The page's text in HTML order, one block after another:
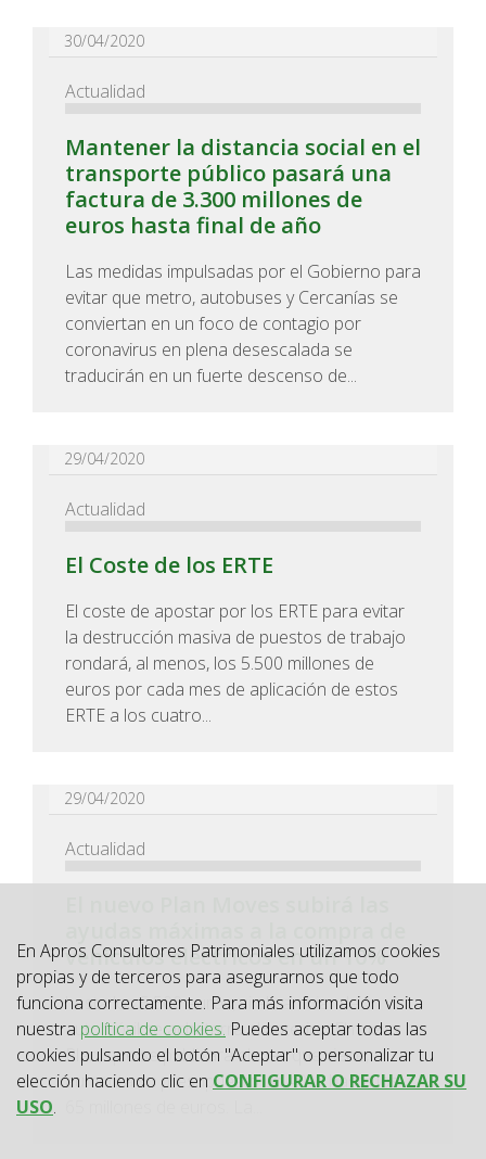
30/04/2020
Actualidad
Mantener la distancia social en el
transporte público pasará una
factura de 3.300 millones de
euros hasta final de año
Las medidas impulsadas por el Gobierno para
evitar que metro, autobuses y Cercanías se
conviertan en un foco de contagio por
coronavirus en plena desescalada se
traducirán en un fuerte descenso de...
29/04/2020
Actualidad
El Coste de los ERTE
El coste de apostar por los ERTE para evitar
la destrucción masiva de puestos de trabajo
rondará, al menos, los 5.500 millones de
euros por cada mes de aplicación de estos
ERTE a los cuatro...
29/04/2020
Actualidad
vehículos eléctricos en un 10%
hasta los 5.500 euros, si al cambiar de
automóvil se achatarra el anterior. El nuevo
Plan, que se publicará el mes que viene,
aumenta su presupuesto un 40%, hasta los
En Apros Consultores Patrimoniales utilizamos cookies
propias y de terceros para asegurarnos que todo
funciona correctamente. Para más información visita
nuestra política de cookies. Puedes aceptar todas las
cookies pulsando el botón "Aceptar" o personalizar tu
elección haciendo clic en CONFIGURAR O RECHAZAR SU
USO.